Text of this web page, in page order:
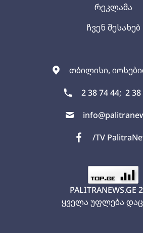
თბილისი,
2 38 74 44; 2
/TV
რეკლამა
ჩვენ შესახებ
PALITRANEWS.GE
ყველა უფლება